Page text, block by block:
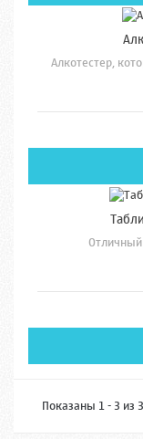
Алкотестер,
Показаны 1 - 3 из